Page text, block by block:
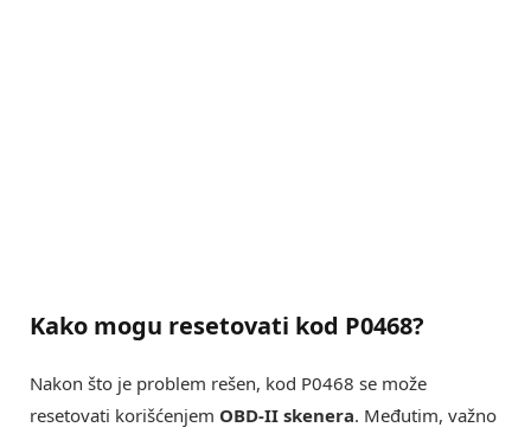
Kako mogu resetovati kod P0468?
Nakon što je problem rešen, kod P0468 se može
resetovati korišćenjem OBD-II skenera. Međutim, važno